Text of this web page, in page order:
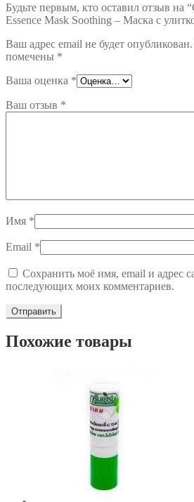
Будьте первым, кто оставил отзыв на
Essence Mask Soothing – Маска с
Ваш адрес email не будет опубликован.
помечены *
Ваша оценка *
Ваш отзыв *
Имя *
Email *
Сохранить моё имя, email и адрес
последующих моих комментариев.
Похожие товары